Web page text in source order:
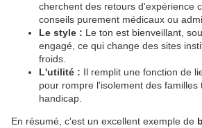
cherchent des retours d'expérience
conseils purement médicaux ou
Le style : Le ton est bienveillant,
engagé, ce qui change des sites
froids.
L'utilité : Il remplit une fonction de
pour rompre l'isolement des familles
handicap.
En résumé, c'est un excellent exemple de